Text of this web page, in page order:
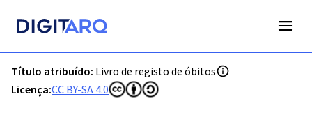
Título atribuído: Livro de registo de óbitos
Licença:CC BY-SA 4.0